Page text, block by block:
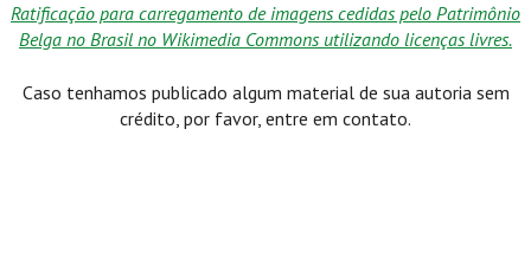
Ratificação para carregamento de imagens cedidas pelo Patrimônio
Belga no Brasil no Wikimedia Commons utilizando licenças livres.
Caso tenhamos publicado algum material de sua autoria sem
crédito, por favor, entre em contato.